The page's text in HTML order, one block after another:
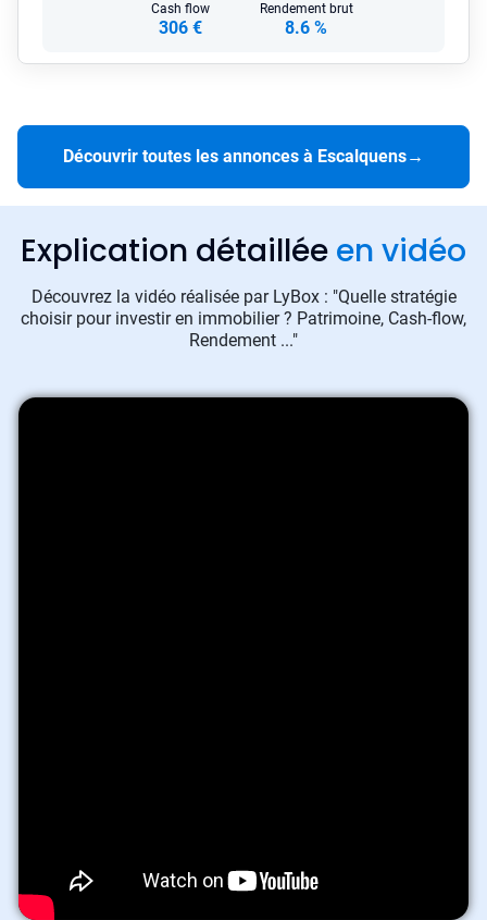
Cash flow
306 €
Rendement brut
8.6 %
Découvrir toutes les annonces à Escalquens→
Explication détaillée en vidéo
Découvrez la vidéo réalisée par LyBox : "Quelle stratégie
choisir pour investir en immobilier ? Patrimoine, Cash-flow,
Rendement ..."